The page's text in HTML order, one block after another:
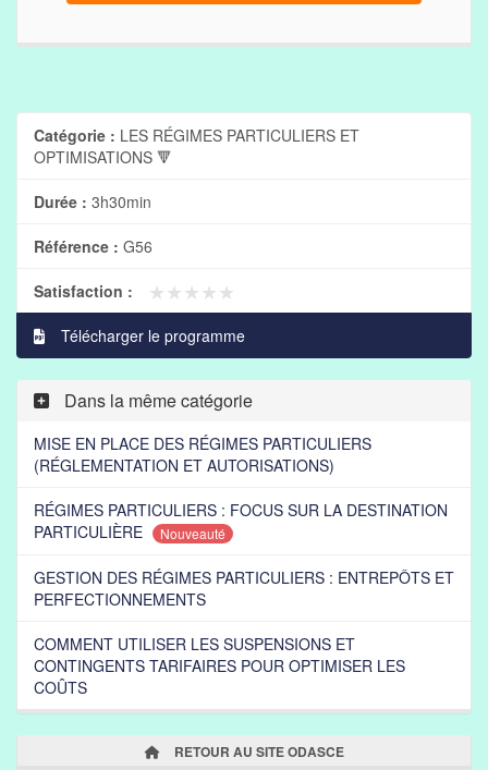
Catégorie : LES RÉGIMES PARTICULIERS ET
OPTIMISATIONS 🔻
Durée : 3h30min
Référence : G56
Satisfaction : ★★★★★
★★★★★
Télécharger le programme
Dans la même catégorie
MISE EN PLACE DES RÉGIMES PARTICULIERS
(RÉGLEMENTATION ET AUTORISATIONS)
RÉGIMES PARTICULIERS : FOCUS SUR LA DESTINATION
PARTICULIÈRE
Nouveauté
GESTION DES RÉGIMES PARTICULIERS : ENTREPÔTS ET
PERFECTIONNEMENTS
COMMENT UTILISER LES SUSPENSIONS ET
CONTINGENTS TARIFAIRES POUR OPTIMISER LES
COÛTS
RETOUR AU SITE ODASCE